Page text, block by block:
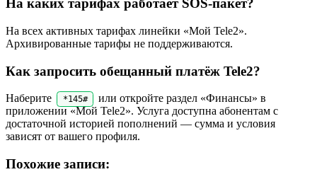
На каких тарифах работает SOS-пакет?
На всех активных тарифах линейки «Мой Tele2».
Архивированные тарифы не поддерживаются.
Как запросить обещанный платёж Tele2?
Наберите *145#
или откройте раздел «Финансы» в
приложении «Мой Tele2». Услуга доступна абонентам с
достаточной историей пополнений — сумма и условия
зависят от вашего профиля.
Похожие записи: